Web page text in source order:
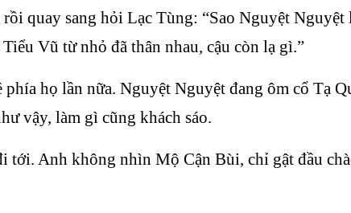
quay sang hỏi Lạc Tùng: “Sao Nguyệt
Vũ từ nhỏ đã thân nhau, cậu còn lạ gì.”
họ lần nữa. Nguyệt Nguyệt đang ôm cổ Tạ
vậy, làm gì cũng khách sáo.
tới. Anh không nhìn Mộ Cận Bùi, chỉ gật đầu